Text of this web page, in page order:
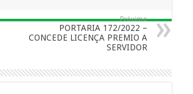
Próximo
PORTARIA 172/2022 –
CONCEDE LICENÇA PREMIO A
SERVIDOR